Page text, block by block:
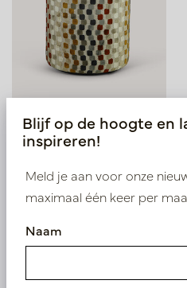
Poef Himeji Multi D44 H47
LN88.POEFHIMEJI
Blijf op de hoogte en
inspireren!
Meld je aan voor onze
maximaal één keer per
Naam